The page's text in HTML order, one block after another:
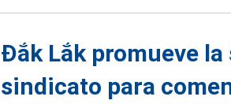
Đắk Lắk promueve
sindicato para